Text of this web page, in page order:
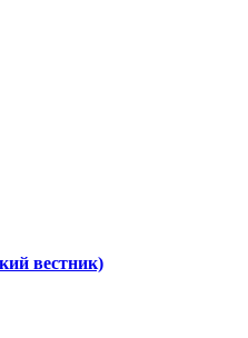
вестник)